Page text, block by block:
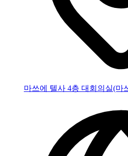
마쓰에 텔사 4층 대회의실(마